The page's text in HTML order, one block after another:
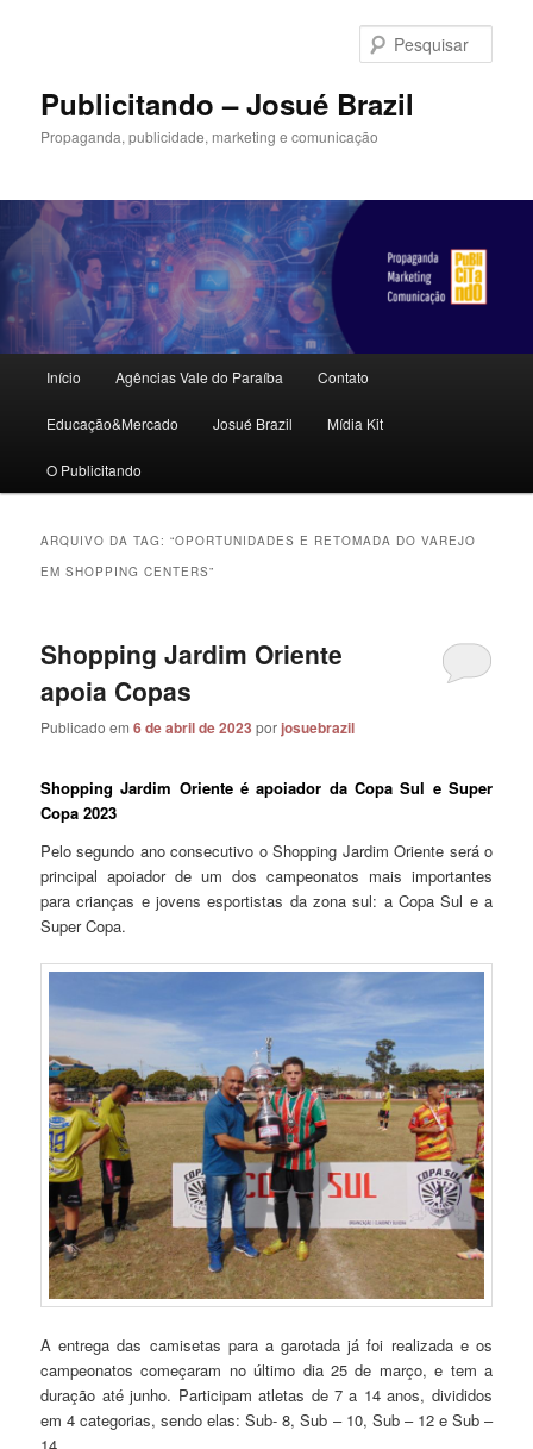
principal
secundárioPublicitando – Josué Brazil
Propaganda, publicidade, marketing e comunicação
principal
Início Agências Vale do Paraíba Contato
Educação&Mercado Josué Brazil Mídia Kit
O Publicitando
ARQUIVO DA TAG:“OPORTUNIDADES E RETOMADA DO VAREJO
EM SHOPPING CENTERS”
Shopping Jardim Oriente
apoia Copas
Publicado em6 de abril de 2023 porjosuebrazil
Shopping Jardim Oriente é apoiador da Copa Sul e Super
Copa 2023
Pelo segundo ano consecutivo o Shopping Jardim Oriente será o
principal apoiador de um dos campeonatos mais importantes
para crianças e jovens esportistas da zona sul: a Copa Sul e a
Super Copa.
A entrega das camisetas para a garotada já foi realizada e os
campeonatos começaram no último dia 25 de março, e tem a
duração até junho. Participam atletas de 7 a 14 anos, divididos
em 4 categorias, sendo elas: Sub- 8, Sub – 10, Sub – 12 e Sub –
14.